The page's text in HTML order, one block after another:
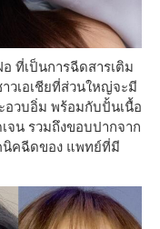
ที่เป็นการฉีดสารเติม
าวเอเชียที่ส่วนใหญ่จะมี
วบอิ่ม พร้อมกับปั้นเนื้อ
จน รวมถึงขอบปากจาก
นิคฉีดของ แพทย์ที่มี